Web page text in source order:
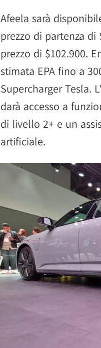
Afeela sarà
prezzo di partenza di
prezzo di $102.900.
stimata EPA fino a
Supercharger Tesla.
darà accesso a
di livello 2+ e un
artificiale.